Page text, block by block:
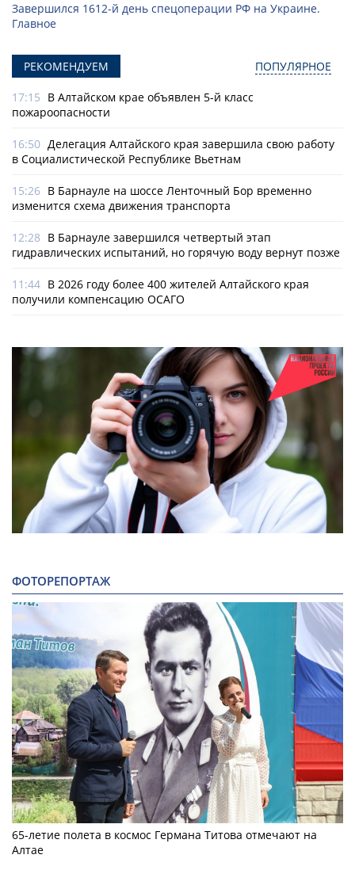
Завершился 1612-й день спецоперации РФ на Украине.
Главное
РЕКОМЕНДУЕМ ПОПУЛЯРНОЕ
17:15 В Алтайском крае объявлен 5-й класс
пожароопасности
16:50 Делегация Алтайского края завершила свою работу
в Социалистической Республике Вьетнам
15:26 В Барнауле на шоссе Ленточный Бор временно
изменится схема движения транспорта
12:28 В Барнауле завершился четвертый этап
гидравлических испытаний, но горячую воду вернут позже
11:44 В 2026 году более 400 жителей Алтайского края
получили компенсацию ОСАГО
ФОТОРЕПОРТАЖ
65-летие полета в космос Германа Титова отмечают на
Алтае